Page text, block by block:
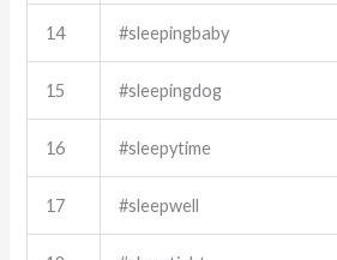
14 #sleepingbaby
15 #sleepingdog
16 #sleepytime
17 #sleepwell